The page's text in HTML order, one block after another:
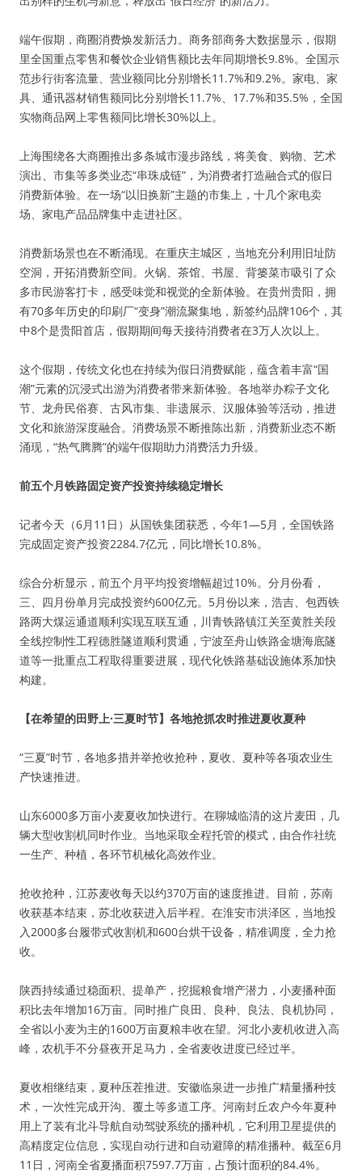
端午假期，商圈消费焕发新活力。商务部商务大数据显示，假期
里全国重点零售和餐饮企业销售额比去年同期增长9.8%。全国示
范步行街客流量、营业额同比分别增长11.7%和9.2%。家电、家
具、通讯器材销售额同比分别增长11.7%、17.7%和35.5%，全国
实物商品网上零售额同比增长30%以上。
上海围绕各大商圈推出多条城市漫步路线，将美食、购物、艺术
演出、市集等多类业态“串珠成链”，为消费者打造融合式的假日
消费新体验。在一场“以旧换新”主题的市集上，十几个家电卖
场、家电产品品牌集中走进社区。
消费新场景也在不断涌现。在重庆主城区，当地充分利用旧址防
空洞，开拓消费新空间。火锅、茶馆、书屋、背篓菜市吸引了众
多市民游客打卡，感受味觉和视觉的全新体验。在贵州贵阳，拥
有70多年历史的印刷厂“变身”潮流聚集地，新签约品牌106个，其
中8个是贵阳首店，假期期间每天接待消费者在3万人次以上。
这个假期，传统文化也在持续为假日消费赋能，蕴含着丰富“国
潮”元素的沉浸式出游为消费者带来新体验。各地举办粽子文化
节、龙舟民俗赛、古风市集、非遗展示、汉服体验等活动，推进
文化和旅游深度融合。消费场景不断推陈出新，消费新业态不断
涌现，“热气腾腾”的端午假期助力消费活力升级。
前五个月铁路固定资产投资持续稳定增长
记者今天（6月11日）从国铁集团获悉，今年1—5月，全国铁路
完成固定资产投资2284.7亿元，同比增长10.8%。
综合分析显示，前五个月平均投资增幅超过10%。分月份看，
三、四月份单月完成投资约600亿元。5月份以来，浩吉、包西铁
路两大煤运通道顺利实现互联互通，川青铁路镇江关至黄胜关段
全线控制性工程德胜隧道顺利贯通，宁波至舟山铁路金塘海底隧
道等一批重点工程取得重要进展，现代化铁路基础设施体系加快
构建。
【在希望的田野上·三夏时节】各地抢抓农时推进夏收夏种
“三夏”时节，各地多措并举抢收抢种，夏收、夏种等各项农业生
产快速推进。
山东6000多万亩小麦夏收加快进行。在聊城临清的这片麦田，几
辆大型收割机同时作业。当地采取全程托管的模式，由合作社统
一生产、种植，各环节机械化高效作业。
抢收抢种，江苏麦收每天以约370万亩的速度推进。目前，苏南
收获基本结束，苏北收获进入后半程。在淮安市洪泽区，当地投
入2000多台履带式收割机和600台烘干设备，精准调度，全力抢
收。
陕西持续通过稳面积、提单产，挖掘粮食增产潜力，小麦播种面
积比去年增加16万亩。同时推广良田、良种、良法、良机协同，
全省以小麦为主的1600万亩夏粮丰收在望。河北小麦机收进入高
峰，农机手不分昼夜开足马力，全省麦收进度已经过半。
夏收相继结束，夏种压茬推进。安徽临泉进一步推广精量播种技
术，一次性完成开沟、覆土等多道工序。河南封丘农户今年夏种
用上了装有北斗导航自动驾驶系统的播种机，它利用卫星提供的
高精度定位信息，实现自动行进和自动避障的精准播种。截至6月
11日，河南全省夏播面积7597.7万亩，占预计面积的84.4%。